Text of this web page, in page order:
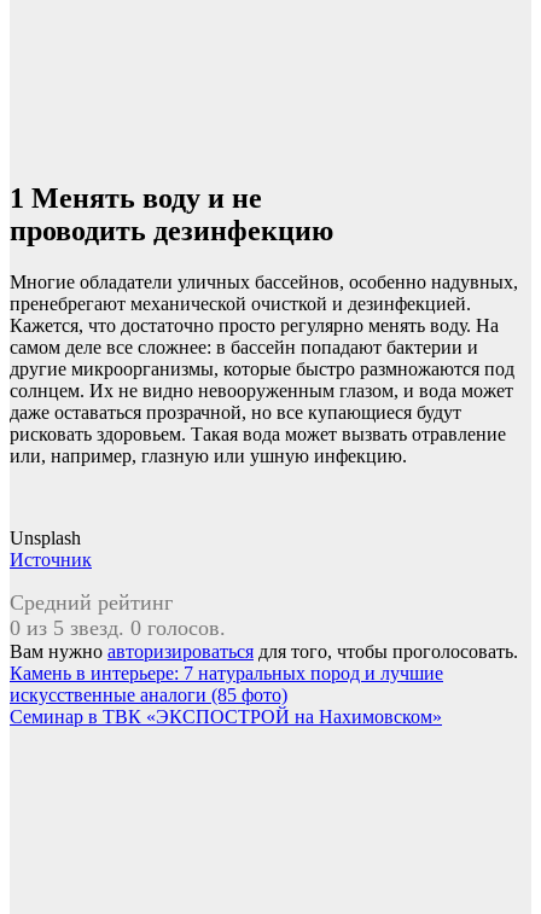
1 Менять воду и не
проводить дезинфекцию
Многие обладатели уличных бассейнов, особенно надувных,
пренебрегают механической очисткой и дезинфекцией.
Кажется, что достаточно просто регулярно менять воду. На
самом деле все сложнее: в бассейн попадают бактерии и
другие микроорганизмы, которые быстро размножаются под
солнцем. Их не видно невооруженным глазом, и вода может
даже оставаться прозрачной, но все купающиеся будут
рисковать здоровьем. Такая вода может вызвать отравление
или, например, глазную или ушную инфекцию.
Unsplash
Источник
Средний рейтинг
0 из 5 звезд. 0 голосов.
Вам нужно авторизироваться для того, чтобы проголосовать.
Навигация
по
Камень в интерьере: 7 натуральных пород и лучшие
искусственные аналоги (85 фото)
Семинар в ТВК «ЭКСПОСТРОЙ на Нахимовском»